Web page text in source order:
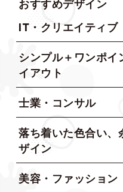
おすすめデザイン
IT・クリエイティブ
シンプル＋ワンポイ
イアウト
士業・コンサル
落ち着いた色合い、
ザイン
美容・ファッション